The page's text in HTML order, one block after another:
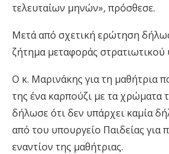
τελευταίων μηνών», πρόσθεσε.
Μετά από σχετική ερώτηση
ζήτημα μεταφοράς στρατιωτικού
Ο κ. Μαρινάκης για τη μαθήτρια
της ένα καρπούζι με τα χρώματα
δήλωσε ότι δεν υπάρχει καμία
από του υπουργείο Παιδείας για
εναντίον της μαθήτριας.